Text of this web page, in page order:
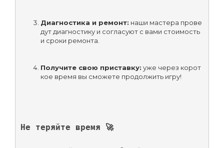
Диагностика и ремонт: наши мастера прове
дут диагностику и согласуют с вами стоимость
и сроки ремонта.
Получите свою приставку: уже через корот
кое время вы сможете продолжить игру!
Не теряйте время 🚀